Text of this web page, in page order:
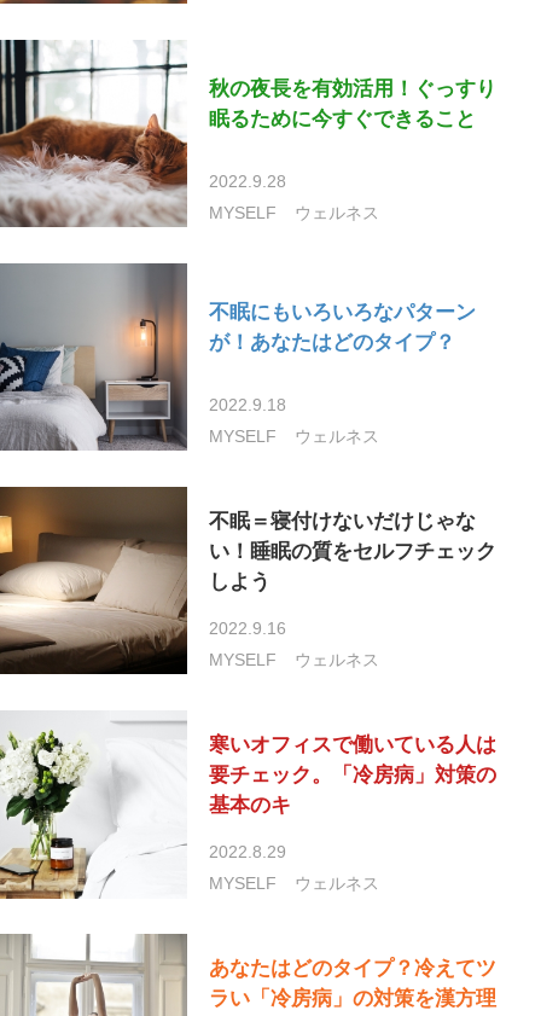
秋の夜長を有効活用！ぐっすり
眠るために今すぐできること
2022.9.28
MYSELF
ウェルネス
不眠にもいろいろなパターン
が！あなたはどのタイプ？
2022.9.18
MYSELF
ウェルネス
不眠＝寝付けないだけじゃな
い！睡眠の質をセルフチェック
しよう
2022.9.16
MYSELF
ウェルネス
寒いオフィスで働いている人は
要チェック。「冷房病」対策の
基本のキ
2022.8.29
MYSELF
ウェルネス
あなたはどのタイプ？冷えてツ
ラい「冷房病」の対策を漢方理